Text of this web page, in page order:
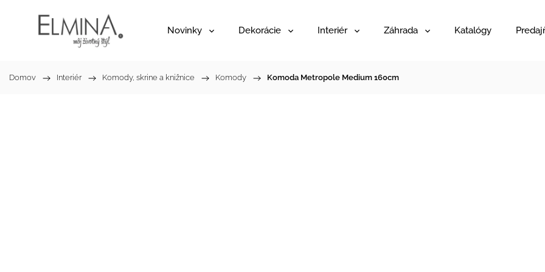
Novinky Dekorácie Interiér Záhrada Katalógy
Domov / Interiér / Komody, skrine a knižnice / Komody / Komoda Metropole Medium 160cm